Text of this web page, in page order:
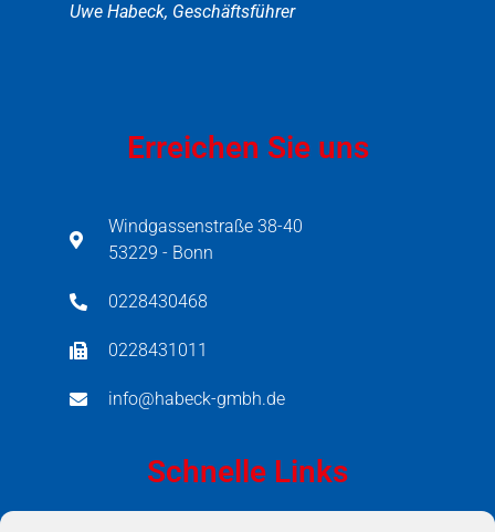
Uwe Habeck, Geschäftsführer
Erreichen Sie uns
Windgassenstraße 38-40
53229 - Bonn
0228430468
0228431011
info@habeck-gmbh.de
Schnelle Links